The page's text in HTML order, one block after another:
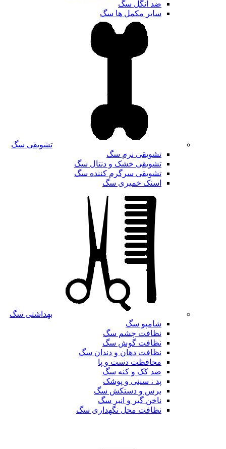
ضد انگل سگ
سایر مکمل ها سگ
تشویقی سگ
تشویقی نرم سگ
تشویقی خشک و دنتال سگ
تشویقی سرگرم کننده سگ
اسنک خمیری سگ
بهداشتی سگ
شامپو سگ
نظافت چشم سگ
نظافت گوش سگ
نظافت دهان و دندان سگ
محافظت دست و پا
ضد کک و کنه سگ
پد ، سینی و پوشک
برس و دستکش سگ
ناخن گیر و انبر سگ
نظافت محل نگهداری سگ